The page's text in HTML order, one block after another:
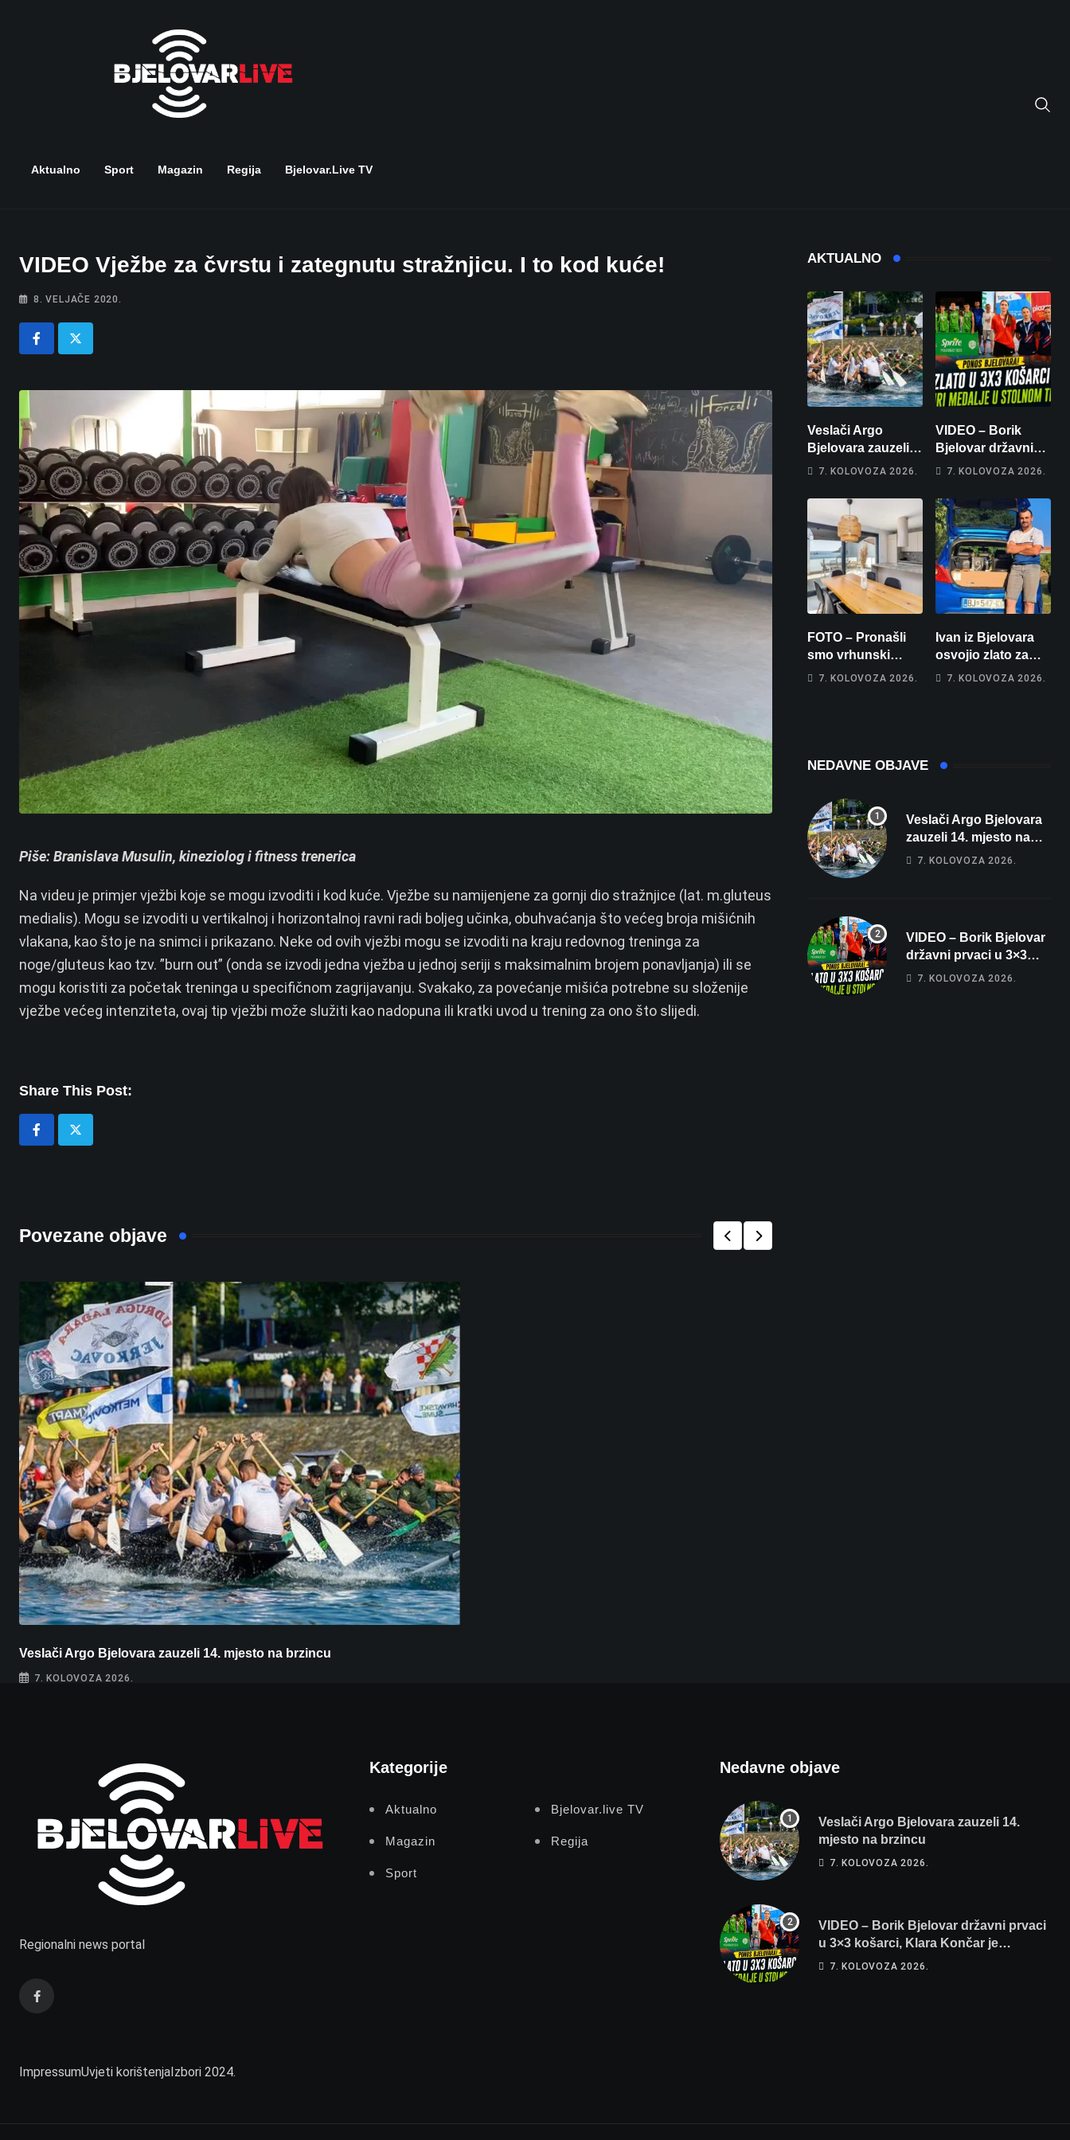
Aktualno Sport Magazin Regija Bjelovar.live TV
VIDEO Vježbe za čvrstu i zategnutu stražnjicu. I to kod kuće!
8. VELJAČE 2020.
Piše: Branislava Musulin, kineziolog i fitness trenerica
Na videu je primjer vježbi koje se mogu izvoditi i kod kuće. Vježbe su namijenjene za gornji dio stražnjice (lat. m.gluteus
medialis). Mogu se izvoditi u vertikalnoj i horizontalnoj ravni radi boljeg učinka, obuhvaćanja što većeg broja mišićnih
vlakana, kao što je na snimci i prikazano. Neke od ovih vježbi mogu se izvoditi na kraju redovnog treninga za
noge/gluteus kao tzv. ”burn out” (onda se izvodi jedna vježba u jednoj seriji s maksimalnim brojem ponavljanja) ili se
mogu koristiti za početak treninga u specifičnom zagrijavanju. Svakako, za povećanje mišića potrebne su složenije
vježbe većeg intenziteta, ovaj tip vježbi može služiti kao nadopuna ili kratki uvod u trening za ono što slijedi.
Share This Post:
Povezane objave
Veslači Argo Bjelovara zauzeli 14. mjesto na brzincu
7. KOLOVOZA 2026.
AKTUALNO
Veslači Argo
Bjelovara zauzeli
14. mjesto na
7. KOLOVOZA 2026.
VIDEO – Borik
Bjelovar državni
prvaci u 3×3
Končar je
prvakinja Hrvatske
u stolnom tenisu!
7. KOLOVOZA 2026.
FOTO – Pronašli
smo vrhunski
apartman za
7. KOLOVOZA 2026.
Ivan iz Bjelovara
osvojio zlato za
najglasniji audio
7. KOLOVOZA 2026.
NEDAVNE OBJAVE
Veslači Argo Bjelovara
zauzeli 14. mjesto na
brzincu
7. KOLOVOZA 2026.
VIDEO – Borik Bjelovar
državni prvaci u 3×3
košarci, Klara Končar je
7. KOLOVOZA 2026.
Regionalni news portal
ImpressumUvjeti korištenjaIzbori 2024.
Kategorije
Aktualno Bjelovar.live TV
Magazin Regija
Sport
Nedavne objave
Veslači Argo Bjelovara zauzeli 14.
mjesto na brzincu
7. KOLOVOZA 2026.
VIDEO – Borik Bjelovar državni prvaci
u 3×3 košarci, Klara Končar je
prvakinja Hrvatske u stolnom tenisu!
7. KOLOVOZA 2026.